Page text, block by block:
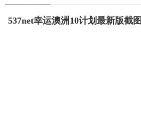
537net幸运澳洲10计划最新版截图